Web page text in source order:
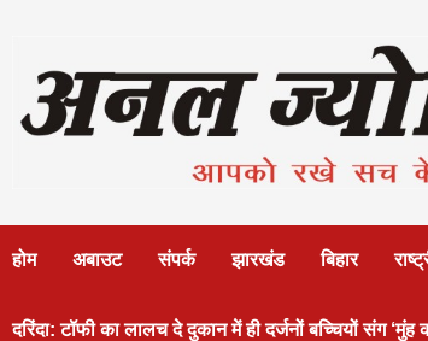
content
होम अबाउट संपर्क झारखंड बिहार
दरिंदा: टॉफी का लालच दे दुकान में ही दर्जनों बच्चियों संग ‘मुंह